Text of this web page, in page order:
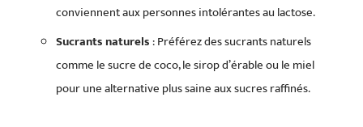
conviennent aux personnes intolérantes au lactose.
Sucrants naturels: Préférez des sucrants naturels
comme le sucre de coco, le sirop d’érable ou le miel
pour une alternative plus saine aux sucres raffinés.